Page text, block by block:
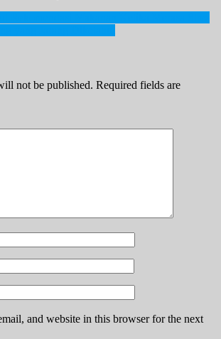
not be published. Required fields are
and website in this browser for the next